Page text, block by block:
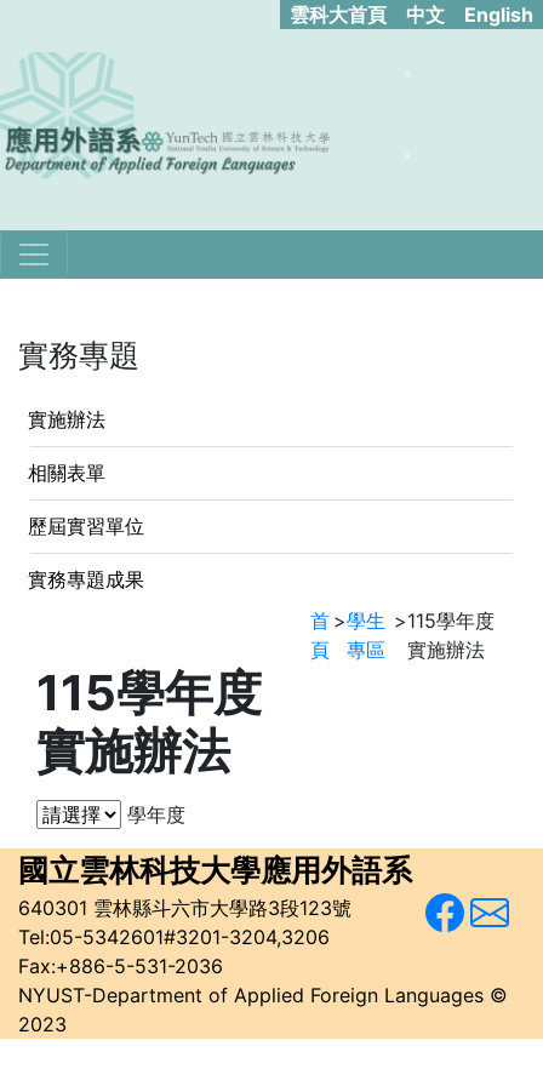
雲科大首頁 中文 English
實務專題
實施辦法
相關表單
歷屆實習單位
實務專題成果
115學年度
實施辦法
首
頁
>學生
專區
>115學年度
實施辦法
學年度
國立雲林科技大學應用外語系
640301 雲林縣斗六市大學路3段123號
Tel:05-5342601#3201-3204,3206
Fax:+886-5-531-2036
NYUST-Department of Applied Foreign Languages ©
2023